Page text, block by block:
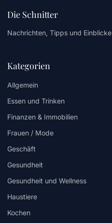
Die Schnitter
Nachrichten, Tipps und Einblicke
Kategorien
Allgemein
Essen und Trinken
Finanzen & Immobilien
Frauen / Mode
Geschäft
Gesundheit
Gesundheit und Wellness
Haustiere
Kochen